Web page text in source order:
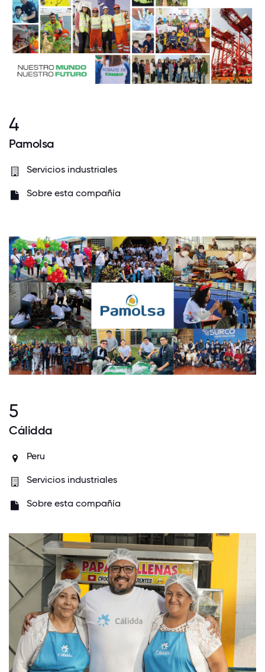
4
Pamolsa
Servicios industriales
Sobre esta compañía
5
Cálidda
Peru
Servicios industriales
Sobre esta compañía